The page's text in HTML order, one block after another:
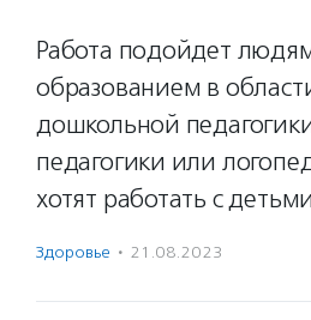
Работа подойдет
образованием в
дошкольной
педагогики или
хотят работать с
Здоровье · 21.08.2023